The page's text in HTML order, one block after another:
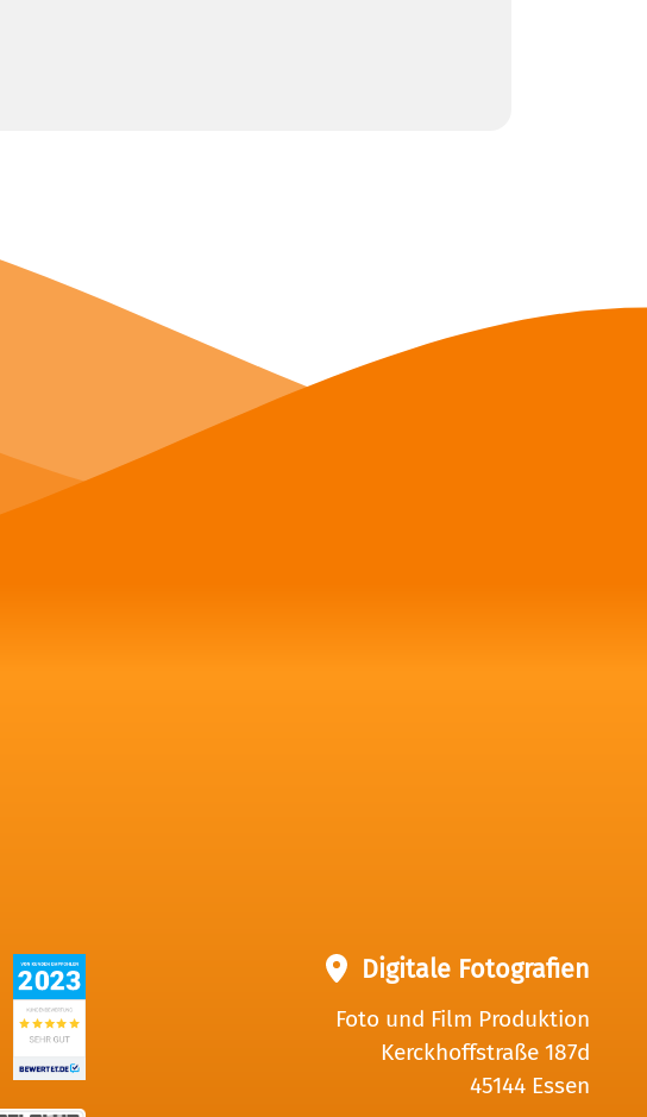
Digitale Fotografien
Foto und Film Produktion
Kerckhoffstraße 187d
45144 Essen